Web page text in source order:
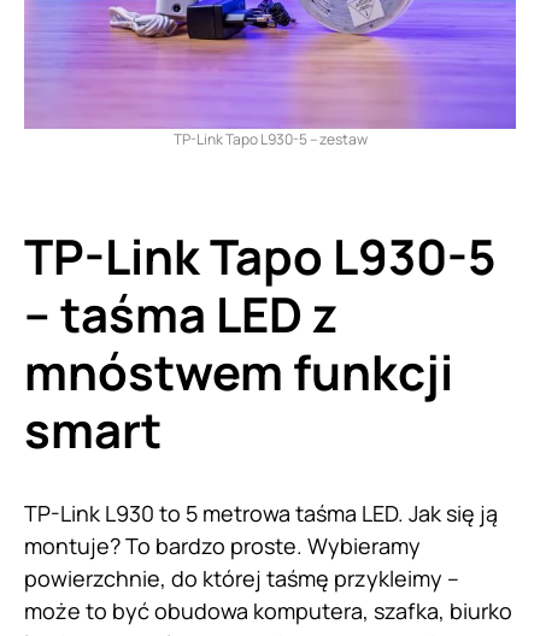
TP-Link Tapo L930-5 – zestaw
TP-Link Tapo L930-5
– taśma LED z
mnóstwem funkcji
smart
TP-Link L930 to 5 metrowa taśma LED. Jak się ją
montuje? To bardzo proste. Wybieramy
powierzchnie, do której taśmę przykleimy –
może to być obudowa komputera, szafka, biurko